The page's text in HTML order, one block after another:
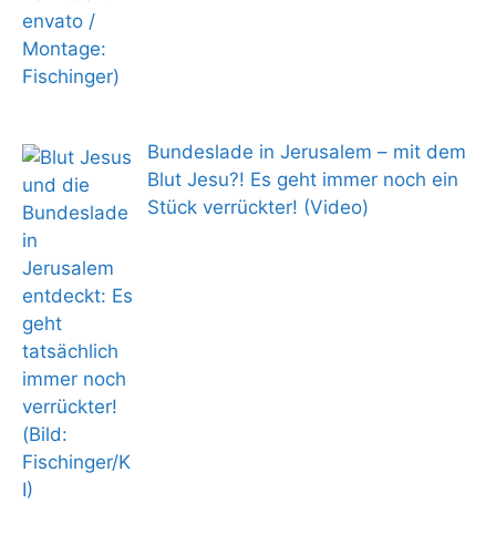
Bundeslade in Jerusalem – mit dem
Blut Jesu?! Es geht immer noch ein
Stück verrückter! (Video)